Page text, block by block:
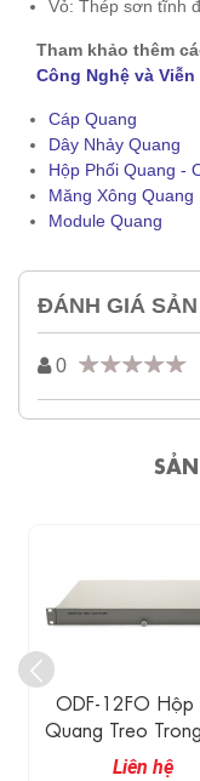
Vỏ: Thép sơn tĩnh
Tham khảo thêm
Công Nghệ và
Cáp Quang
Dây Nhảy Quang
Hộp Phối Quang -
Măng Xông Quang
Module Quang
ĐÁNH GIÁ
0
ODF-12FO Hộp
Quang Treo Trong
12FO
Liên hệ